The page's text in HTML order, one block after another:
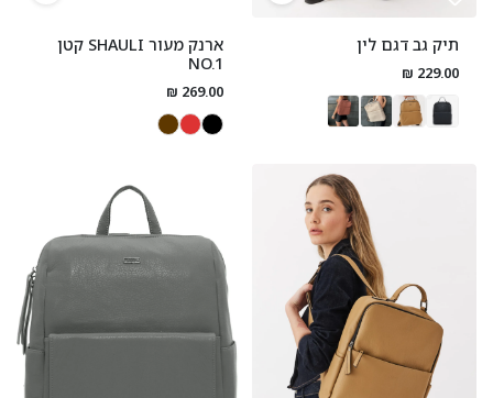
תיק גב דגם לין
229.00 ₪
ארנק מעור SHAULI קטן
NO.1
269.00 ₪